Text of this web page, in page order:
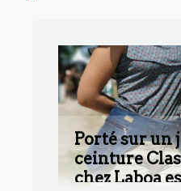
Porté sur un
ceinture
chez Laboa